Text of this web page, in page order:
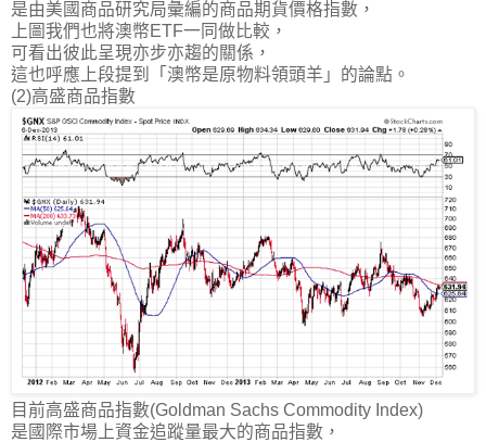
是由美國商品研究局彙編的商品期貨價格指數，
上圖我們也將澳幣ETF一同做比較，
可看出彼此呈現亦步亦趨的關係，
這也呼應上段提到「澳幣是原物料領頭羊」的論點。
(2)高盛商品指數
目前高盛商品指數(Goldman Sachs Commodity Index)
是國際市場上資金追蹤量最大的商品指數，